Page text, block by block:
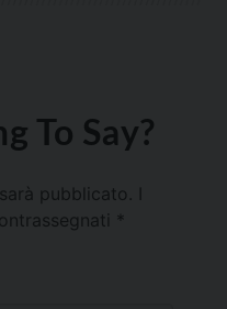
To Say?
pubblicato.
*